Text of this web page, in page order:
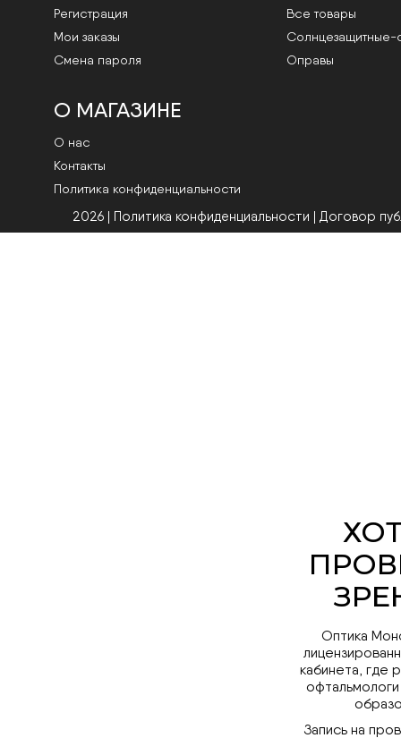
Регистрация
Мои заказы
Смена пароля
Все товары
Cолнцезащитные-
Оправы
О МАГАЗИНЕ
О нас
Контакты
Политика конфиденциальности
2026 | Политика конфиденциальности | Договор
Оптика
кабинета, где
Запись на